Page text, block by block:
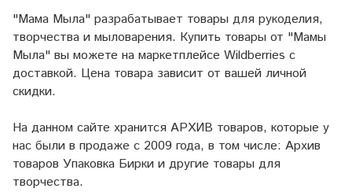
"Мама Мыла" разрабатывает товары для рукоделия,
творчества и мыловарения. Купить товары от "Мамы
Мыла" вы можете на маркетплейсе Wildberries с
доставкой. Цена товара зависит от вашей личной
скидки.
На данном сайте хранится АРХИВ товаров, которые у
нас были в продаже с 2009 года, в том числе: Архив
товаров Упаковка Бирки и другие товары для
творчества.